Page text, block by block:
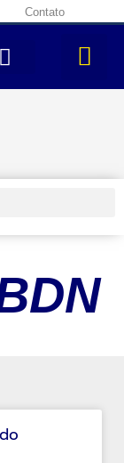
Contato